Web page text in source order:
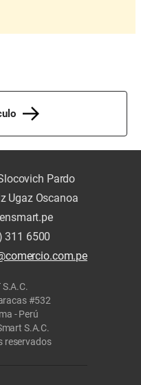
Pardo
Ugaz Oscanoa
311 6500
S.A.C.
#532
- Perú
S.A.C.
reservados